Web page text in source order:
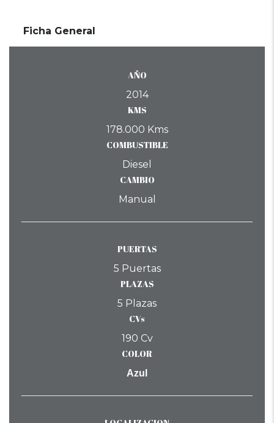
Ficha General
AÑO
2014
KMS
178.000 Kms
COMBUSTIBLE
Diesel
CAMBIO
Manual
PUERTAS
5 Puertas
PLAZAS
5 Plazas
CVs
190 Cv
COLOR
Azul